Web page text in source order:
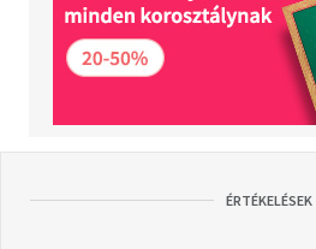
ÉRTÉKELÉSEK